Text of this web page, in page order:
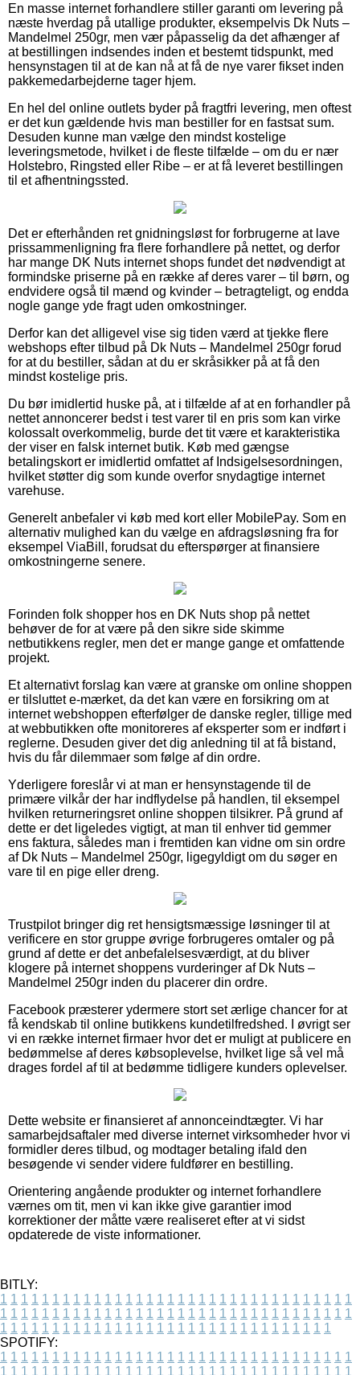
En masse internet forhandlere stiller garanti om levering på
næste hverdag på utallige produkter, eksempelvis Dk Nuts –
Mandelmel 250gr, men vær påpasselig da det afhænger af
at bestillingen indsendes inden et bestemt tidspunkt, med
hensynstagen til at de kan nå at få de nye varer fikset inden
pakkemedarbejderne tager hjem.
En hel del online outlets byder på fragtfri levering, men oftest
er det kun gældende hvis man bestiller for en fastsat sum.
Desuden kunne man vælge den mindst kostelige
leveringsmetode, hvilket i de fleste tilfælde – om du er nær
Holstebro, Ringsted eller Ribe – er at få leveret bestillingen
til et afhentningssted.
Det er efterhånden ret gnidningsløst for forbrugerne at lave
prissammenligning fra flere forhandlere på nettet, og derfor
har mange DK Nuts internet shops fundet det nødvendigt at
formindske priserne på en række af deres varer – til børn, og
endvidere også til mænd og kvinder – betragteligt, og endda
nogle gange yde fragt uden omkostninger.
Derfor kan det alligevel vise sig tiden værd at tjekke flere
webshops efter tilbud på Dk Nuts – Mandelmel 250gr forud
for at du bestiller, sådan at du er skråsikker på at få den
mindst kostelige pris.
Du bør imidlertid huske på, at i tilfælde af at en forhandler på
nettet annoncerer bedst i test varer til en pris som kan virke
kolossalt overkommelig, burde det tit være et karakteristika
der viser en falsk internet butik. Køb med gængse
betalingskort er imidlertid omfattet af Indsigelsesordningen,
hvilket støtter dig som kunde overfor snydagtige internet
varehuse.
Generelt anbefaler vi køb med kort eller MobilePay. Som en
alternativ mulighed kan du vælge en afdragsløsning fra for
eksempel ViaBill, forudsat du efterspørger at finansiere
omkostningerne senere.
Forinden folk shopper hos en DK Nuts shop på nettet
behøver de for at være på den sikre side skimme
netbutikkens regler, men det er mange gange et omfattende
projekt.
Et alternativt forslag kan være at granske om online shoppen
er tilsluttet e-mærket, da det kan være en forsikring om at
internet webshoppen efterfølger de danske regler, tillige med
at webbutikken ofte monitoreres af eksperter som er indført i
reglerne. Desuden giver det dig anledning til at få bistand,
hvis du får dilemmaer som følge af din ordre.
Yderligere foreslår vi at man er hensynstagende til de
primære vilkår der har indflydelse på handlen, til eksempel
hvilken returneringsret online shoppen tilsikrer. På grund af
dette er det ligeledes vigtigt, at man til enhver tid gemmer
ens faktura, således man i fremtiden kan vidne om sin ordre
af Dk Nuts – Mandelmel 250gr, ligegyldigt om du søger en
vare til en pige eller dreng.
Trustpilot bringer dig ret hensigtsmæssige løsninger til at
verificere en stor gruppe øvrige forbrugeres omtaler og på
grund af dette er det anbefalelsesværdigt, at du bliver
klogere på internet shoppens vurderinger af Dk Nuts –
Mandelmel 250gr inden du placerer din ordre.
Facebook præsterer ydermere stort set ærlige chancer for at
få kendskab til online butikkens kundetilfredshed. I øvrigt ser
vi en række internet firmaer hvor det er muligt at publicere en
bedømmelse af deres købsoplevelse, hvilket lige så vel må
drages fordel af til at bedømme tidligere kunders oplevelser.
Dette website er finansieret af annonceindtægter. Vi har
samarbejdsaftaler med diverse internet virksomheder hvor vi
formidler deres tilbud, og modtager betaling ifald den
besøgende vi sender videre fuldfører en bestilling.
Orientering angående produkter og internet forhandlere
værnes om tit, men vi kan ikke give garantier imod
korrektioner der måtte være realiseret efter at vi sidst
opdaterede de viste informationer.
BITLY:
1 1 1 1 1 1 1 1 1 1 1 1 1 1 1 1 1 1 1 1 1 1 1 1 1 1 1 1 1 1 1 1 1 1
1 1 1 1 1 1 1 1 1 1 1 1 1 1 1 1 1 1 1 1 1 1 1 1 1 1 1 1 1 1 1 1 1 1
1 1 1 1 1 1 1 1 1 1 1 1 1 1 1 1 1 1 1 1 1 1 1 1 1 1 1 1 1 1 1 1
SPOTIFY:
1 1 1 1 1 1 1 1 1 1 1 1 1 1 1 1 1 1 1 1 1 1 1 1 1 1 1 1 1 1 1 1 1 1
1 1 1 1 1 1 1 1 1 1 1 1 1 1 1 1 1 1 1 1 1 1 1 1 1 1 1 1 1 1 1 1 1 1